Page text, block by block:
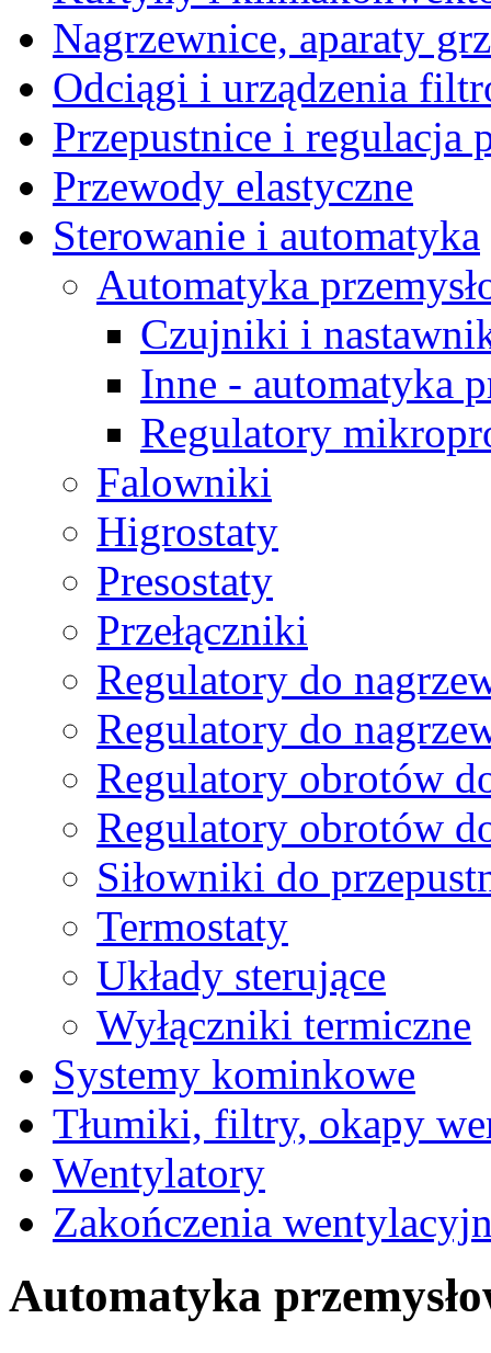
Nagrzewnice, aparaty
Odciągi i urządzenia
Przepustnice i regulacja
Przewody elastyczne
Sterowanie i automatyka
Automatyka
Czujniki i
Inne - automatyka
Regulatory
Falowniki
Higrostaty
Presostaty
Przełączniki
Regulatory do
Regulatory do
Regulatory obrotów
Regulatory obrotów
Siłowniki do
Termostaty
Układy sterujące
Wyłączniki termiczne
Systemy kominkowe
Tłumiki, filtry, okapy
Wentylatory
Zakończenia
Automatyka